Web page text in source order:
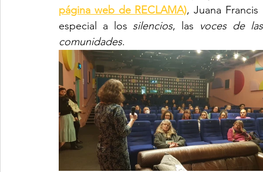
página web de RECLAMA), Juana
especial a los silencios, las voces de
comunidades.